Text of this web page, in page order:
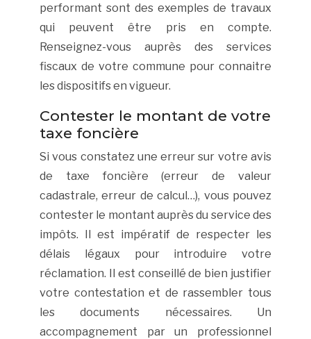
performant sont des exemples de travaux
qui peuvent être pris en compte.
Renseignez-vous auprès des services
fiscaux de votre commune pour connaitre
les dispositifs en vigueur.
Contester le montant de votre
taxe foncière
Si vous constatez une erreur sur votre avis
de taxe foncière (erreur de valeur
cadastrale, erreur de calcul…), vous pouvez
contester le montant auprès du service des
impôts. Il est impératif de respecter les
délais légaux pour introduire votre
réclamation. Il est conseillé de bien justifier
votre contestation et de rassembler tous
les documents nécessaires. Un
accompagnement par un professionnel